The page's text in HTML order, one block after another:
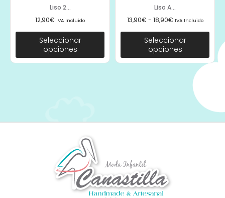
Liso 2...
12,90€ IVA Incluido
Seleccionar
opciones
Liso A...
13,90€ - 18,90€ IVA Incluido
Seleccionar
opciones